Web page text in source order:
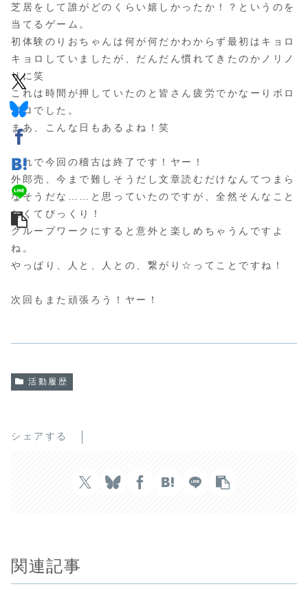
芝居をして誰がどのくらい嬉しかったか！？というのを
当てるゲーム。
初体験のりおちゃんは何が何だかわからず最初はキョロ
キョロしていましたが、だんだん慣れてきたのかノリノ
リに笑
これは時間が押していたのと皆さん疲労でかなーりボロ
ボロでした。
まあ、こんな日もあるよね！笑
これで今回の稽古は終了です！ヤー！
外郎売、今まで難しそうだし文章読むだけなんてつまら
なそうだな……と思っていたのですが、全然そんなこと
なくてびっくり！
グループワークにすると意外と楽しめちゃうんですよ
ね。
やっぱり、人と、人との、繋がり☆ってことですね！
次回もまた頑張ろう！ヤー！
活動履歴
シェアする
関連記事